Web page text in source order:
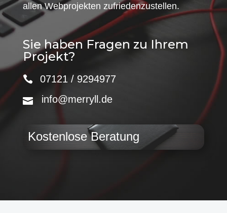
allen Webprojekten zufriedenzustellen.
Sie haben Fragen zu Ihrem
Projekt?
07121 / 9294977
info@merryll.de
Kostenlose Beratung